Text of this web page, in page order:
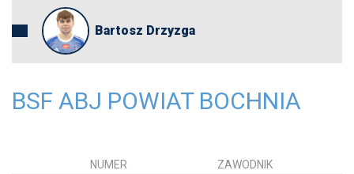
Bartosz Drzyzga
BSF ABJ POWIAT BOCHNIA
NUMER ZAWODNIK